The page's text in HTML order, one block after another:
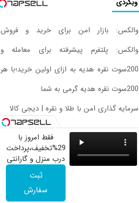
وبگردی
والکس: بازار امن برای خرید و فروش
والکس: پلتفرم پیشرفته برای معامله و
200سوت نقره هدیه به ازای اولین خرید؛با هر
200سوت نقره هدیه گرمی به شما
سرمایه گذاری امن با طلا و نقره | دیجی کالا
فقط امروز با
29%تخفیف،پرداخت
درب منزل و گارانتی
وات بخر
ثبت
سفارش